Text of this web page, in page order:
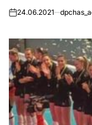
on24.06.2021